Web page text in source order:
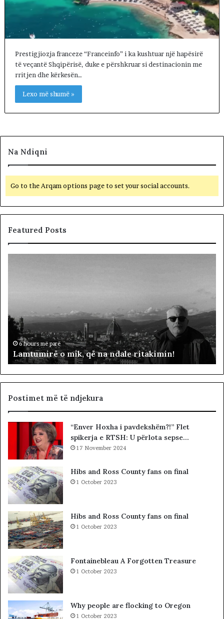
Prestigjiozja franceze “Franceinfo” i ka kushtuar një hapësirë
të veçantë Shqipërisë, duke e përshkruar si destinacionin me
rritjen dhe kërkesën…
Lexo më shumë »
Na Ndiqni
Go to the Arqam options page to set your social accounts.
Featured Posts
i
m
i
k
,
d
l
r
i
t
a
k
m
i
n
!
6 hours më parë
Lamtumirë o mik, që na ndale ritakimin!
p
a
Postimet më të ndjekura
“Enver Hoxha i pavdekshëm?!” Flet
spikerja e RTSH: U përlota sepse…
17 November 2024
Hibs and Ross County fans on final
1 October 2023
Hibs and Ross County fans on final
1 October 2023
Fontainebleau A Forgotten Treasure
1 October 2023
Why people are flocking to Oregon
1 October 2023